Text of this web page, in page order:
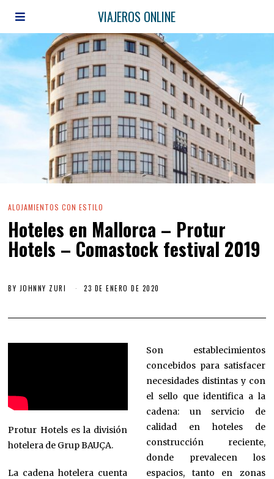
VIAJEROS ONLINE
ALOJAMIENTOS CON ESTILO
Hoteles en Mallorca – Protur
Hotels – Comastock festival 2019
BY JOHNNY ZURI 23 DE ENERO DE 2020
Protur Hotels es la división
hotelera de Grup BAUÇA.
La cadena hotelera cuenta
Son establecimientos
concebidos para satisfacer
necesidades distintas y con
el sello que identifica a la
cadena: un servicio de
calidad en hoteles de
construcción reciente,
donde prevalecen los
espacios, tanto en zonas